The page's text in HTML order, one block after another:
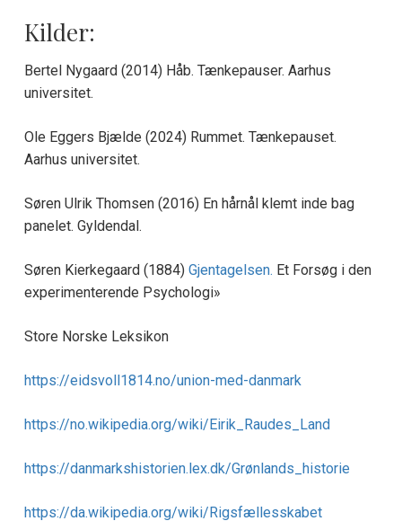
Kilder:
Bertel Nygaard (2014) Håb. Tænkepauser. Aarhus
universitet.
Ole Eggers Bjælde (2024) Rummet. Tænkepauset.
Aarhus universitet.
Søren Ulrik Thomsen (2016) En hårnål klemt inde bag
panelet. Gyldendal.
Søren Kierkegaard (1884)Gjentagelsen. Et Forsøg i den
experimenterende Psychologi»
Store Norske Leksikon
https://eidsvoll1814.no/union-med-danmark
https://no.wikipedia.org/wiki/Eirik_Raudes_Land
https://danmarkshistorien.lex.dk/Grønlands_historie
https://da.wikipedia.org/wiki/Rigsfællesskabet